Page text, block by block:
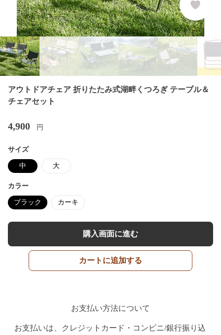
アウトドアチェア 折りたたみ式湖畔くつろぎ テーブル＆
チェアセット
4,900 円
サイズ
中 大
カラー
ブラック カーキ
購入画面に進む
カートに追加する
お支払い方法について
お支払いは、クレジットカード・コンビニ/銀行振り込